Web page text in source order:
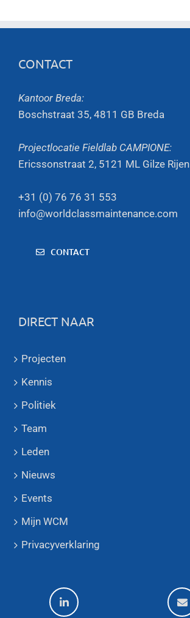
CONTACT
Kantoor Breda:
Boschstraat 35, 4811 GB Breda
Projectlocatie Fieldlab CAMPIONE:
Ericssonstraat 2, 5121 ML Gilze Rijen
+31 (0) 76 76 31 553
info@worldclassmaintenance.com
CONTACT
DIRECT NAAR
Projecten
Kennis
Politiek
Team
Leden
Nieuws
Events
Mijn WCM
Privacyverklaring